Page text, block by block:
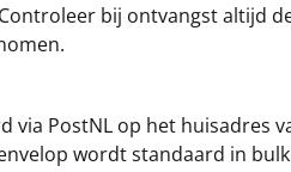
bij ontvangst altijd
via PostNL op het huisadres
wordt standaard in